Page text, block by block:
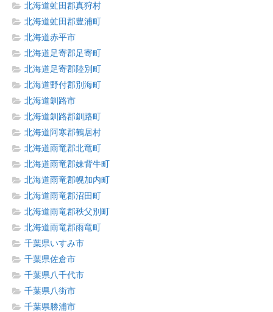
北海道虻田郡真狩村
北海道虻田郡豊浦町
北海道赤平市
北海道足寄郡足寄町
北海道足寄郡陸別町
北海道野付郡別海町
北海道釧路市
北海道釧路郡釧路町
北海道阿寒郡鶴居村
北海道雨竜郡北竜町
北海道雨竜郡妹背牛町
北海道雨竜郡幌加内町
北海道雨竜郡沼田町
北海道雨竜郡秩父別町
北海道雨竜郡雨竜町
千葉県いすみ市
千葉県佐倉市
千葉県八千代市
千葉県八街市
千葉県勝浦市